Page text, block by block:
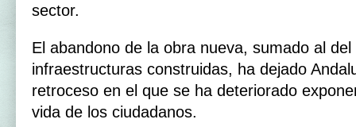
sector.
El abandono de la obra nueva, sumado al
infraestructuras construidas, ha dejado
retroceso en el que se ha deteriorado
vida de los ciudadanos.